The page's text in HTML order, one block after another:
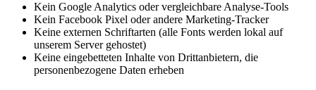
Kein Google Analytics oder vergleichbare Analyse-Tools
Kein Facebook Pixel oder andere Marketing-Tracker
Keine externen Schriftarten (alle Fonts werden lokal auf
unserem Server gehostet)
Keine eingebetteten Inhalte von Drittanbietern, die
personenbezogene Daten erheben